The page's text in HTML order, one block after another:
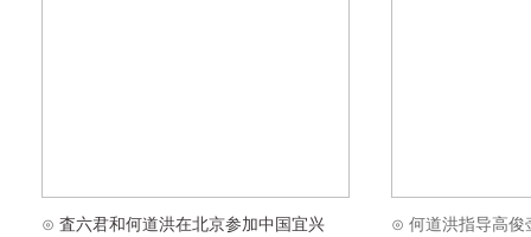
⊙ 査六君和何道洪在北京参加中国宜兴
⊙ 何道洪指导高俊